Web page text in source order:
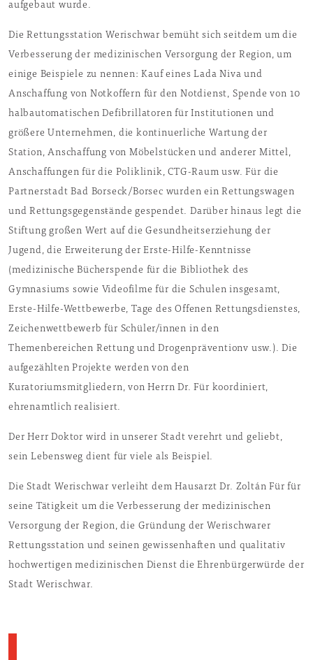
aufgebaut wurde.
Die Rettungsstation Werischwar bemüht sich seitdem um die
Verbesserung der medizinischen Versorgung der Region, um
einige Beispiele zu nennen: Kauf eines Lada Niva und
Anschaffung von Notkoffern für den Notdienst, Spende von 10
halbautomatischen Defibrillatoren für Institutionen und
größere Unternehmen, die kontinuerliche Wartung der
Station, Anschaffung von Möbelstücken und anderer Mittel,
Anschaffungen für die Poliklinik, CTG-Raum usw. Für die
Partnerstadt Bad Borseck/Borsec wurden ein Rettungswagen
und Rettungsgegensŧände gespendet. Darüber hinaus legt die
Stiftung großen Wert auf die Gesundheitserziehung der
Jugend, die Erweiterung der Erste-Hilfe-Kenntnisse
(medizinische Bücherspende für die Bibliothek des
Gymnasiums sowie Videofilme für die Schulen insgesamt,
Erste-Hilfe-Wettbewerbe, Tage des Offenen Rettungsdienstes,
Zeichenwettbewerb für Schüler/innen in den
Themenbereichen Rettung und Drogenpräventionv usw.). Die
aufgezählten Projekte werden von den
Kuratoriumsmitgliedern, von Herrn Dr. Für koordiniert,
ehrenamtlich realisiert.
Der Herr Doktor wird in unserer Stadt verehrt und geliebt,
sein Lebensweg dient für viele als Beispiel.
Die Stadt Werischwar verleiht dem Hausarzt Dr. Zoltán Für für
seine Tätigkeit um die Verbesserung der medizinischen
Versorgung der Region, die Gründung der Werischwarer
Rettungsstation und seinen gewissenhaften und qualitativ
hochwertigen medizinischen Dienst die Ehrenbürgerwürde der
Stadt Werischwar.